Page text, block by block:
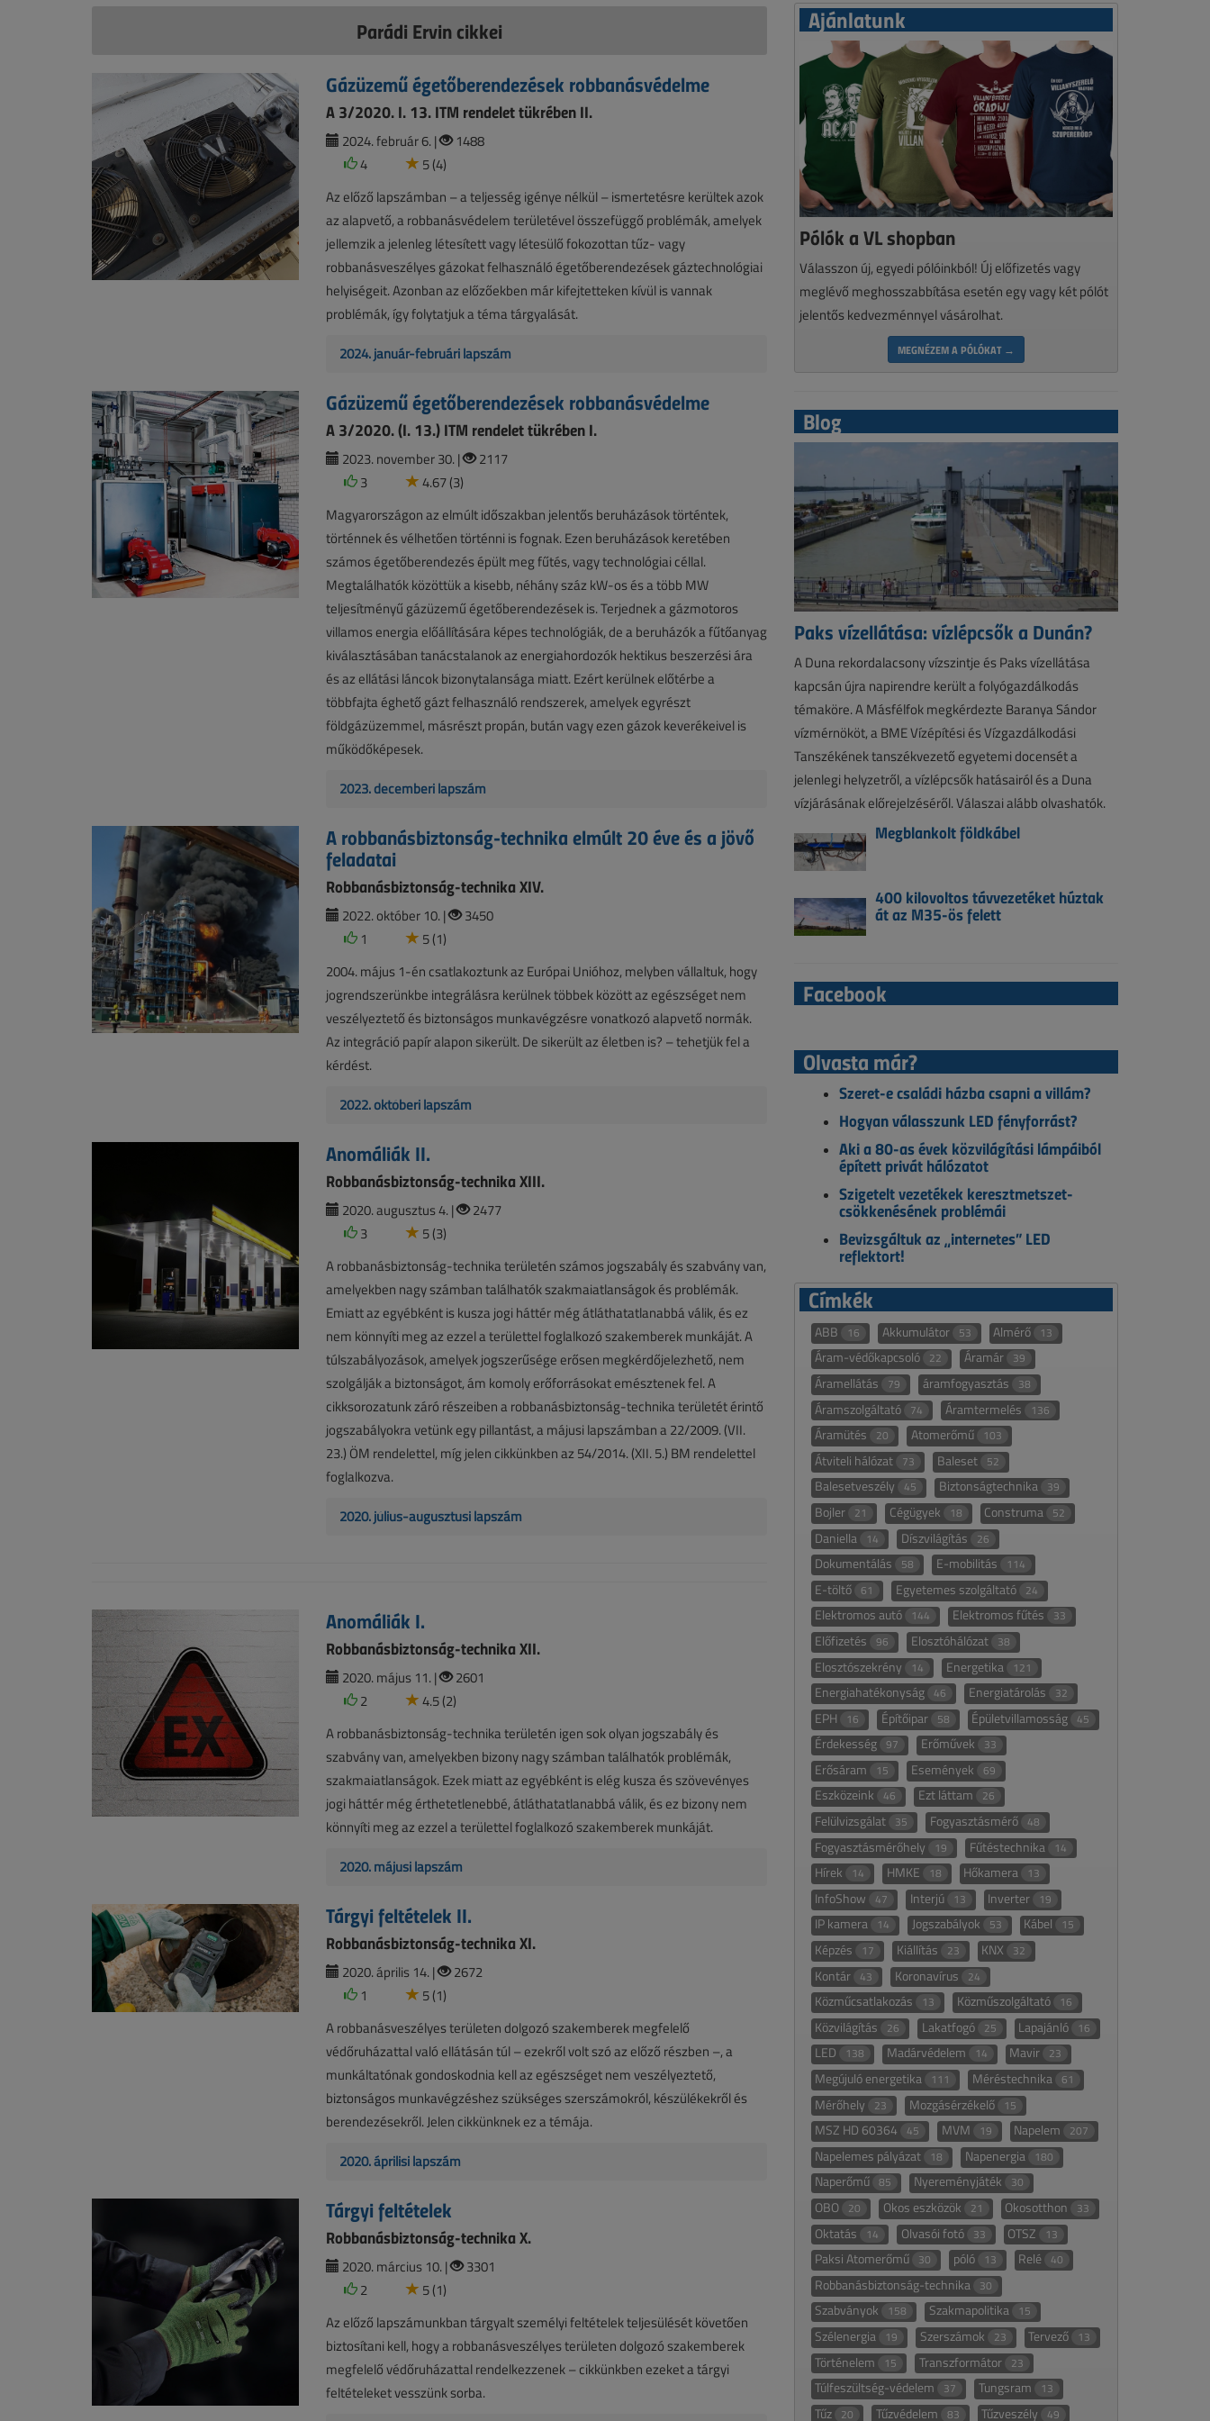
Parádi Ervin cikkei
Gázüzemű égetőberendezések robbanásvédelme
A 3/2020. I. 13. ITM rendelet tükrében II.
2024. február 6. |
1488
4
5 (4)
Az előző lapszámban – a teljesség igénye nélkül – ismertetésre kerültek azok
az alapvető, a robbanásvédelem területével összefüggő problémák, amelyek
jellemzik a jelenleg létesített vagy létesülő fokozottan tűz- vagy
robbanásveszélyes gázokat felhasználó égetőberendezések gáztechnológiai
helyiségeit. Azonban az előzőekben már kifejtetteken kívül is vannak
problémák, így folytatjuk a téma tárgyalását.
2024. január-februári lapszám
Gázüzemű égetőberendezések robbanásvédelme
A 3/2020. (I. 13.) ITM rendelet tükrében I.
2023. november 30. |
2117
3
4.67 (3)
Magyarországon az elmúlt időszakban jelentős beruházások történtek,
történnek és vélhetően történni is fognak. Ezen beruházások keretében
számos égetőberendezés épült meg fűtés, vagy technológiai céllal.
Megtalálhatók közöttük a kisebb, néhány száz kW-os és a több MW
teljesítményű gázüzemű égetőberendezések is. Terjednek a gázmotoros
villamos energia előállítására képes technológiák, de a beruházók a fűtőanyag
kiválasztásában tanácstalanok az energiahordozók hektikus beszerzési ára
és az ellátási láncok bizonytalansága miatt. Ezért kerülnek előtérbe a
többfajta éghető gázt felhasználó rendszerek, amelyek egyrészt
földgázüzemmel, másrészt propán, bután vagy ezen gázok keverékeivel is
működőképesek.
2023. decemberi lapszám
A robbanásbiztonság-technika elmúlt 20 éve és a jövő
feladatai
Robbanásbiztonság-technika XIV.
2022. október 10. |
3450
1
5 (1)
2004. május 1-én csatlakoztunk az Európai Unióhoz, melyben vállaltuk, hogy
jogrendszerünkbe integrálásra kerülnek többek között az egészséget nem
veszélyeztető és biztonságos munkavégzésre vonatkozó alapvető normák.
Az integráció papír alapon sikerült. De sikerült az életben is? – tehetjük fel a
kérdést.
2022. októberi lapszám
Anomáliák II.
Robbanásbiztonság-technika XIII.
2020. augusztus 4. |
2477
3
5 (3)
A robbanásbiztonság-technika területén számos jogszabály és szabvány van,
amelyekben nagy számban találhatók szakmaiatlanságok és problémák.
Emiatt az egyébként is kusza jogi háttér még átláthatatlanabbá válik, és ez
nem könnyíti meg az ezzel a területtel foglalkozó szakemberek munkáját. A
túlszabályozások, amelyek jogszerűsége erősen megkérdőjelezhető, nem
szolgálják a biztonságot, ám komoly erőforrásokat emésztenek fel. A
cikksorozatunk záró részeiben a robbanásbiztonság-technika területét érintő
jogszabályokra vetünk egy pillantást, a májusi lapszámban a 22/2009. (VII.
23.) ÖM rendelettel, míg jelen cikkünkben az 54/2014. (XII. 5.) BM rendelettel
foglalkozva.
2020. július-augusztusi lapszám
Anomáliák I.
Robbanásbiztonság-technika XII.
2020. május 11. |
2601
2
4.5 (2)
A robbanásbiztonság-technika területén igen sok olyan jogszabály és
szabvány van, amelyekben bizony nagy számban találhatók problémák,
szakmaiatlanságok. Ezek miatt az egyébként is elég kusza és szövevényes
jogi háttér még érthetetlenebbé, átláthatatlanabbá válik, és ez bizony nem
könnyíti meg az ezzel a területtel foglalkozó szakemberek munkáját.
2020. májusi lapszám
Tárgyi feltételek II.
Robbanásbiztonság-technika XI.
2020. április 14. |
2672
1
5 (1)
A robbanásveszélyes területen dolgozó szakemberek megfelelő
védőruházattal való ellátásán túl – ezekről volt szó az előző részben –, a
munkáltatónak gondoskodnia kell az egészséget nem veszélyeztető,
biztonságos munkavégzéshez szükséges szerszámokról, készülékekről és
berendezésekről. Jelen cikkünknek ez a témája.
2020. áprilisi lapszám
Tárgyi feltételek
Robbanásbiztonság-technika X.
2020. március 10. |
3301
2
5 (1)
Az előző lapszámunkban tárgyalt személyi feltételek teljesülését követően
biztosítani kell, hogy a robbanásveszélyes területen dolgozó szakemberek
megfelelő védőruházattal rendelkezzenek – cikkünkben ezeket a tárgyi
feltételeket vesszünk sorba.
Ajánlatunk
Pólók a VL shopban
Válasszon új, egyedi pólóinkból! Új előfizetés vagy
meglévő meghosszabbítása esetén egy vagy két pólót
jelentős kedvezménnyel vásárolhat.
MEGNÉZEM A PÓLÓKAT →
Blog
Paks vízellátása: vízlépcsők a Dunán?
A Duna rekordalacsony vízszintje és Paks vízellátása
kapcsán újra napirendre került a folyógazdálkodás
témaköre. A Másfélfok megkérdezte Baranya Sándor
vízmérnököt, a BME Vízépítési és Vízgazdálkodási
Tanszékének tanszékvezető egyetemi docensét a
jelenlegi helyzetről, a vízlépcsők hatásairól és a Duna
vízjárásának előrejelzéséről. Válaszai alább olvashatók.
Megblankolt földkábel
400 kilovoltos távvezetéket húztak
át az M35-ös felett
Facebook
Olvasta már?
Szeret-e családi házba csapni a villám?
Hogyan válasszunk LED fényforrást?
Aki a 80-as évek közvilágítási lámpáiból
épített privát hálózatot
Szigetelt vezetékek keresztmetszet-
csökkenésének problémái
Bevizsgáltuk az „internetes” LED
reflektort!
Címkék
ABB 16 Akkumulátor 53 Almérő 13
Áram-védőkapcsoló 22 Áramár 39
Áramellátás 79 áramfogyasztás 38
Áramszolgáltató 74 Áramtermelés 136
Áramütés 20 Atomerőmű 103
Átviteli hálózat 73 Baleset 52
Balesetveszély 45 Biztonságtechnika 39
Bojler 21 Cégügyek 18 Construma 52
Daniella 14 Díszvilágítás 26
Dokumentálás 58 E-mobilitás 114
E-töltő 61 Egyetemes szolgáltató 24
Elektromos autó 144 Elektromos fűtés 33
Előfizetés 96 Elosztóhálózat 38
Elosztószekrény 14 Energetika 121
Energiahatékonyság 46 Energiatárolás 32
EPH 16 Építőipar 58 Épületvillamosság 45
Érdekesség 97 Erőművek 33
Erősáram 15 Események 69
Eszközeink 46 Ezt láttam 26
Felülvizsgálat 35 Fogyasztásmérő 48
Fogyasztásmérőhely 19 Fűtéstechnika 14
Hírek 14 HMKE 18 Hőkamera 13
InfoShow 47 Interjú 13 Inverter 19
IP kamera 14 Jogszabályok 53 Kábel 15
Képzés 17 Kiállítás 23 KNX 32
Kontár 43 Koronavírus 24
Közműcsatlakozás 13 Közműszolgáltató 16
Közvilágítás 26 Lakatfogó 25 Lapajánló 16
LED 138 Madárvédelem 14 Mavir 23
Megújuló energetika 111 Méréstechnika 61
Mérőhely 23 Mozgásérzékelő 15
MSZ HD 60364 45 MVM 19 Napelem 207
Napelemes pályázat 18 Napenergia 180
Naperőmű 85 Nyereményjáték 30
OBO 20 Okos eszközök 21 Okosotthon 33
Oktatás 14 Olvasói fotó 33 OTSZ 13
Paksi Atomerőmű 30 póló 13 Relé 40
Robbanásbiztonság-technika 30
Szabványok 158 Szakmapolitika 15
Szélenergia 19 Szerszámok 23 Tervező 13
Történelem 15 Transzformátor 23
Túlfeszültség-védelem 37 Tungsram 13
Tűz 20 Tűzvédelem 83 Tűzveszély 49